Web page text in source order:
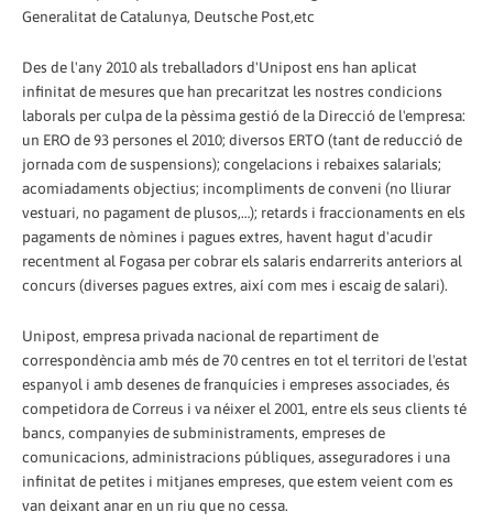
Generalitat de Catalunya, Deutsche Post,etc
Des de l'any 2010 als treballadors d'Unipost ens han aplicat
infinitat de mesures que han precaritzat les nostres condicions
laborals per culpa de la pèssima gestió de la Direcció de l'empresa:
un ERO de 93 persones el 2010; diversos ERTO (tant de reducció de
jornada com de suspensions); congelacions i rebaixes salarials;
acomiadaments objectius; incompliments de conveni (no lliurar
vestuari, no pagament de plusos,…); retards i fraccionaments en els
pagaments de nòmines i pagues extres, havent hagut d'acudir
recentment al Fogasa per cobrar els salaris endarrerits anteriors al
concurs (diverses pagues extres, així com mes i escaig de salari).
Unipost, empresa privada nacional de repartiment de
correspondència amb més de 70 centres en tot el territori de l'estat
espanyol i amb desenes de franquícies i empreses associades, és
competidora de Correus i va néixer el 2001, entre els seus clients té
bancs, companyies de subministraments, empreses de
comunicacions, administracions públiques, asseguradores i una
infinitat de petites i mitjanes empreses, que estem veient com es
van deixant anar en un riu que no cessa.